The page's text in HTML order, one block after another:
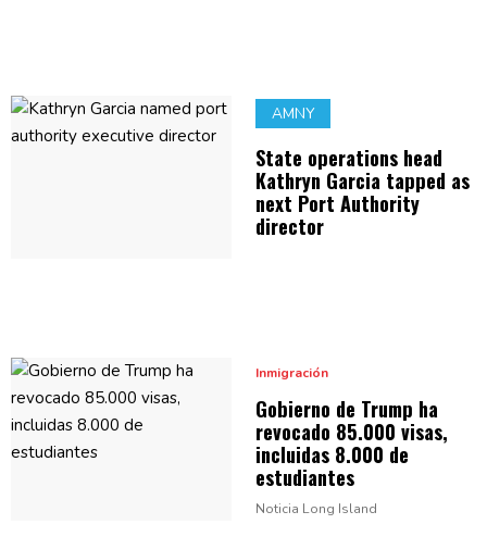
AMNY
State operations head
Kathryn Garcia tapped as
next Port Authority
director
Inmigración
Gobierno de Trump ha
revocado 85.000 visas,
incluidas 8.000 de
estudiantes
Noticia Long Island